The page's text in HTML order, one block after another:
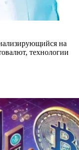
на
технологии